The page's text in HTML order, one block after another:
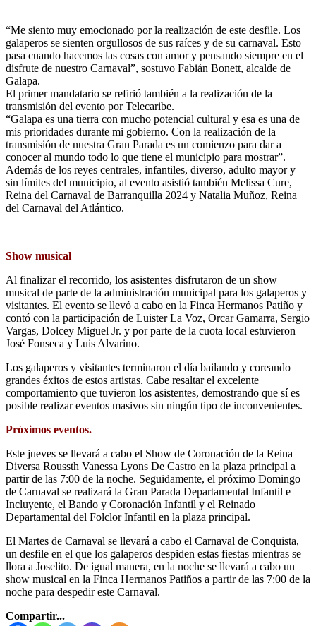
“Me siento muy emocionado por la realización de este desfile. Los
galaperos se sienten orgullosos de sus raíces y de su carnaval. Esto
pasa cuando hacemos las cosas con amor y pensando siempre en el
disfrute de nuestro Carnaval”, sostuvo Fabián Bonett, alcalde de
Galapa.
El primer mandatario se refirió también a la realización de la
transmisión del evento por Telecaribe.
“Galapa es una tierra con mucho potencial cultural y esa es una de
mis prioridades durante mi gobierno. Con la realización de la
transmisión de nuestra Gran Parada es un comienzo para dar a
conocer al mundo todo lo que tiene el municipio para mostrar”.
Además de los reyes centrales, infantiles, diverso, adulto mayor y
sin límites del municipio, al evento asistió también Melissa Cure,
Reina del Carnaval de Barranquilla 2024 y Natalia Muñoz, Reina
del Carnaval del Atlántico.
Show musical
Al finalizar el recorrido, los asistentes disfrutaron de un show
musical de parte de la administración municipal para los galaperos y
visitantes. El evento se llevó a cabo en la Finca Hermanos Patiño y
contó con la participación de Luister La Voz, Orcar Gamarra, Sergio
Vargas, Dolcey Miguel Jr. y por parte de la cuota local estuvieron
José Fonseca y Luis Alvarino.
Los galaperos y visitantes terminaron el día bailando y coreando
grandes éxitos de estos artistas. Cabe resaltar el excelente
comportamiento que tuvieron los asistentes, demostrando que sí es
posible realizar eventos masivos sin ningún tipo de inconvenientes.
Próximos eventos.
Este jueves se llevará a cabo el Show de Coronación de la Reina
Diversa Roussth Vanessa Lyons De Castro en la plaza principal a
partir de las 7:00 de la noche. Seguidamente, el próximo Domingo
de Carnaval se realizará la Gran Parada Departamental Infantil e
Incluyente, el Bando y Coronación Infantil y el Reinado
Departamental del Folclor Infantil en la plaza principal.
El Martes de Carnaval se llevará a cabo el Carnaval de Conquista,
un desfile en el que los galaperos despiden estas fiestas mientras se
llora a Joselito. De igual manera, en la noche se llevará a cabo un
show musical en la Finca Hermanos Patiños a partir de las 7:00 de la
noche para despedir este Carnaval.
Compartir...